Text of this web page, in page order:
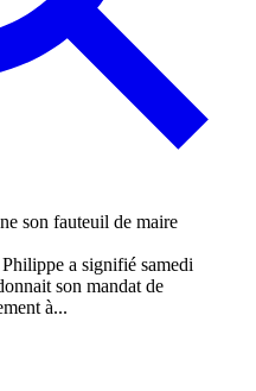
a signifié samedi
son mandat de
à...